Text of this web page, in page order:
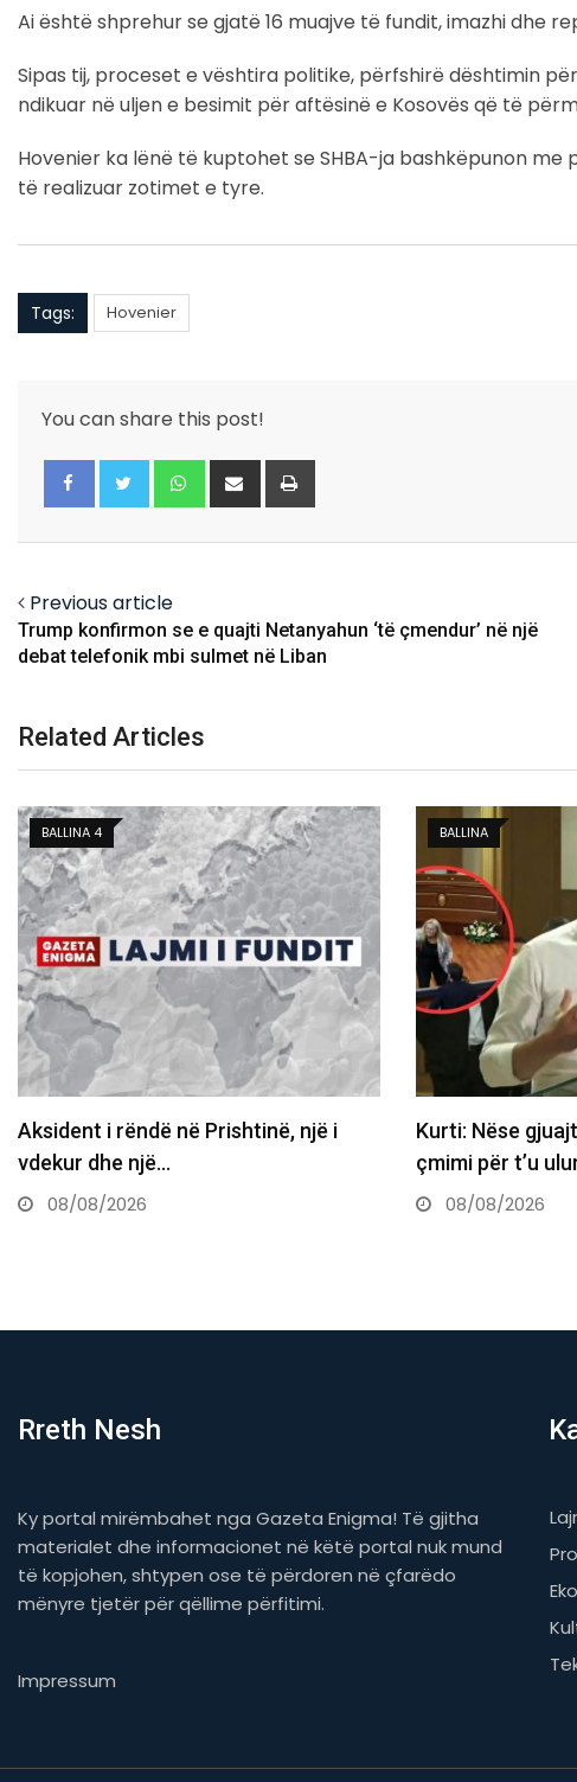
Ai është shprehur se gjatë 16 muajve të fundit, imazhi dhe
Sipas tij, proceset e vështira politike, përfshirë dështimin
ndikuar në uljen e besimit për aftësinë e Kosovës që të
Hovenier ka lënë të kuptohet se SHBA-ja bashkëpunon
të realizuar zotimet e tyre.
Tags: Hovenier
You can share this post!
Whatsapp
Share
via
Previous article
Trump konfirmon se e quajti Netanyahun ‘të çmendur’ në një
debat telefonik mbi sulmet në Liban
Related Articles
një i
BALLINA
Kurti: Nëse gjuajtja me vezë është
çmimi për t’u ulur…
“Ja
Rreth Nesh
Ky portal mirëmbahet nga Gazeta Enigma! Të gjitha
materialet dhe informacionet në këtë portal nuk mund
të kopjohen, shtypen ose të përdoren në çfarëdo
mënyre tjetër për qëllime përfitimi.
Impressum